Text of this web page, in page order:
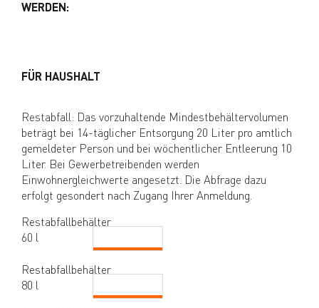
WERDEN:
FÜR HAUSHALT
Restabfall: Das vorzuhaltende Mindestbehältervolumen
beträgt bei 14-täglicher Entsorgung 20 Liter pro amtlich
gemeldeter Person und bei wöchentlicher Entleerung 10
Liter. Bei Gewerbetreibenden werden
Einwohnergleichwerte angesetzt. Die Abfrage dazu
erfolgt gesondert nach Zugang Ihrer Anmeldung.
Restabfallbehälter
60 l
Restabfallbehälter
80 l